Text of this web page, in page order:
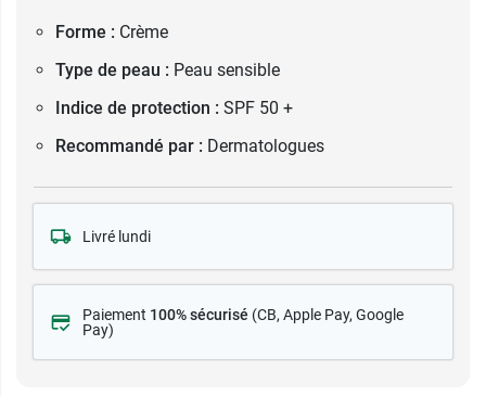
Forme : Crème
Type de peau : Peau sensible
Indice de protection : SPF 50 +
Recommandé par : Dermatologues
Livré lundi
Paiement 100% sécurisé (CB, Apple Pay, Google
Pay)